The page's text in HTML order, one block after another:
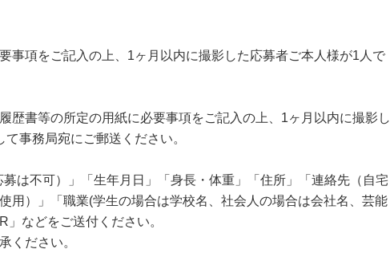
事項をご記入の上、1ヶ月以内に撮影した応募者ご本人様が1人で
歴書等の所定の用紙に必要事項をご記入の上、1ヶ月以内に撮影し
事務局宛にご郵送ください。
は不可）」「生年月日」「身長・体重」「住所」「連絡先（自宅
用）」「職業(学生の場合は学校名、社会人の場合は会社名、芸能
などをご送付ください。
ください。